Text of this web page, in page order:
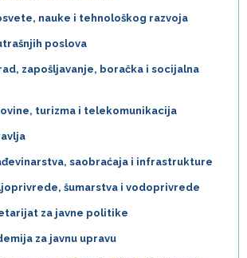
nauke i tehnološkog razvoja
poslova
zapošljavanje, boračka i socijalna
turizma i telekomunikacija
saobraćaja i infrastrukture
šumarstva i vodoprivrede
za javne politike
za javnu upravu